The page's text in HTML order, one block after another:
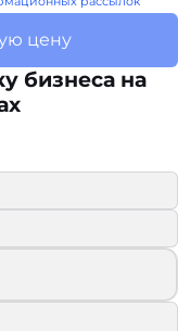
цену
бизнеса на